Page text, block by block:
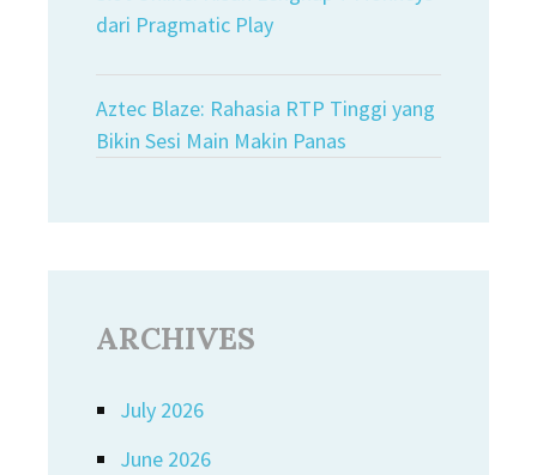
dari Pragmatic Play
Aztec Blaze: Rahasia RTP Tinggi yang
Bikin Sesi Main Makin Panas
ARCHIVES
July 2026
June 2026